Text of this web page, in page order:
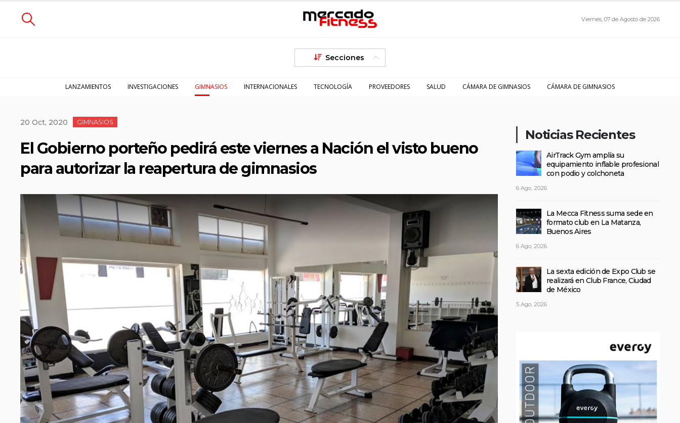
Viernes, 07 de Agosto de 2026
Secciones
LANZAMIENTOS INVESTIGACIONES GIMNASIOS INTERNACIONALES TECNOLOGÍA PROVEEDORES SALUD CÁMARA DE GIMNASIOS CÁMARA DE GIMNASIOS
20 Oct, 2020 GIMNASIOS
El Gobierno porteño pedirá este viernes a Nación el visto bueno
para autorizar la reapertura de gimnasios
Noticias Recientes
AirTrack Gym amplía su
equipamiento inflable profesional
con podio y colchoneta
6 Ago, 2026
La Mecca Fitness suma sede en
formato club en La Matanza,
Buenos Aires
6 Ago, 2026
La sexta edición de Expo Club se
realizará en Club France, Ciudad
de México
5 Ago, 2026